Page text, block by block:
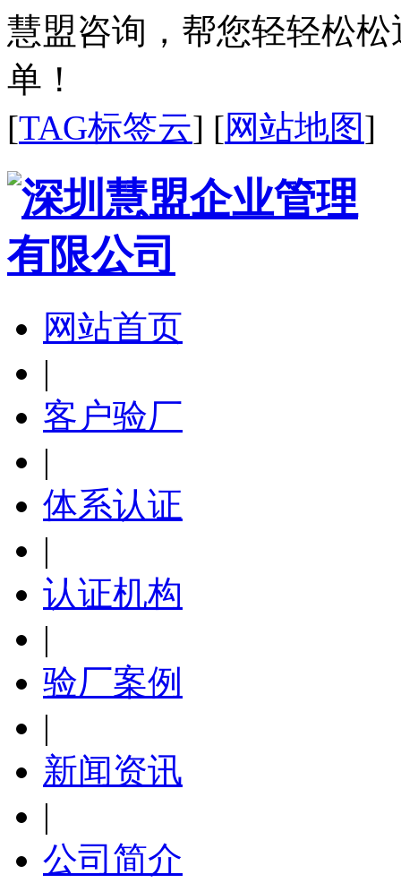
慧盟咨询，帮您轻轻松
单！
[TAG标签云] [网站地图]
网站首页
|
客户验厂
|
体系认证
|
认证机构
|
验厂案例
|
新闻资讯
|
公司简介